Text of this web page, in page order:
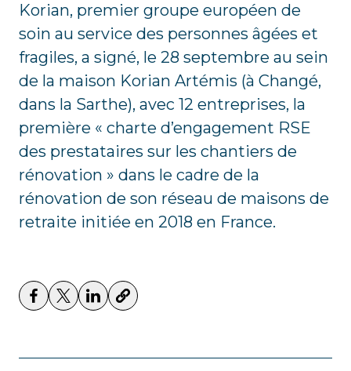
Korian, premier groupe européen de
soin au service des personnes âgées et
fragiles, a signé, le 28 septembre au sein
de la maison Korian Artémis (à Changé,
dans la Sarthe), avec 12 entreprises, la
première « charte d’engagement RSE
des prestataires sur les chantiers de
rénovation » dans le cadre de la
rénovation de son réseau de maisons de
retraite initiée en 2018 en France.